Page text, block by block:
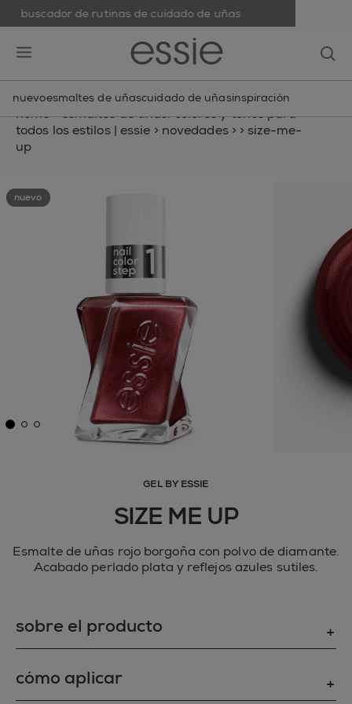
buscador de rutinas de cuidado de uñas
nuevoesmaltes de uñascuidado de uñasinspiración
home>esmaltes de uñas: colores y tonos para
todos los estilos | essie > novedades > > size-me-
up
nuevo
GEL BY ESSIE
SIZE ME UP
Esmalte de uñas rojo borgoña con polvo de diamante.
Acabado perlado plata y reflejos azules sutiles.
sobre el producto
Consigue un color con el brillo del diamante y
resistente a los golpes con Gel by essie. Nuestro
cómo aplicar